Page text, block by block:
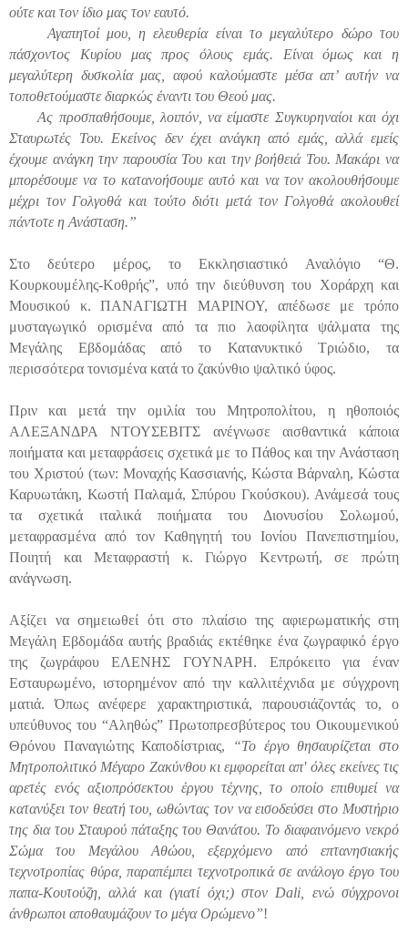
ούτε και τον ίδιο μας τον εαυτό.
Αγαπητοί μου, η ελευθερία είναι το μεγαλύτερο δώρο του
πάσχοντος Κυρίου μας προς όλους εμάς. Είναι όμως και η
μεγαλύτερη δυσκολία μας, αφού καλούμαστε μέσα απ’ αυτήν να
τοποθετούμαστε διαρκώς έναντι του Θεού μας.
Ας προσπαθήσουμε, λοιπόν, να είμαστε Συγκυρηναίοι και όχι
Σταυρωτές Του. Εκείνος δεν έχει ανάγκη από εμάς, αλλά εμείς
έχουμε ανάγκη την παρουσία Του και την βοήθειά Του. Μακάρι να
μπορέσουμε να το κατανοήσουμε αυτό και να τον ακολουθήσουμε
μέχρι τον Γολγοθά και τούτο διότι μετά τον Γολγοθά ακολουθεί
πάντοτε η Ανάσταση.”
Στο δεύτερο μέρος, το Εκκλησιαστικό Αναλόγιο “Θ.
Κουρκουμέλης-Κοθρής”, υπό την διεύθυνση του Χοράρχη και
Μουσικού κ. ΠΑΝΑΓΙΩΤΗ ΜΑΡΙΝΟΥ, απέδωσε με τρόπο
μυσταγωγικό ορισμένα από τα πιο λαοφίλητα ψάλματα της
Μεγάλης Εβδομάδας από το Κατανυκτικό Τριώδιο, τα
περισσότερα τονισμένα κατά το ζακύνθιο ψαλτικό ύφος.
Πριν και μετά την ομιλία του Μητροπολίτου, η ηθοποιός
ΑΛΕΞΑΝΔΡΑ ΝΤΟΥΣΕΒΙΤΣ ανέγνωσε αισθαντικά κάποια
ποιήματα και μεταφράσεις σχετικά με το Πάθος και την Ανάσταση
του Χριστού (των: Μοναχής Κασσιανής, Κώστα Βάρναλη, Κώστα
Καρυωτάκη, Κωστή Παλαμά, Σπύρου Γκούσκου). Ανάμεσά τους
τα σχετικά ιταλικά ποιήματα του Διονυσίου Σολωμού,
μεταφρασμένα από τον Καθηγητή του Ιονίου Πανεπιστημίου,
Ποιητή και Μεταφραστή κ. Γιώργο Κεντρωτή, σε πρώτη
ανάγνωση.
Αξίζει να σημειωθεί ότι στο πλαίσιο της αφιερωματικής στη
Μεγάλη Εβδομάδα αυτής βραδιάς εκτέθηκε ένα ζωγραφικό έργο
της ζωγράφου ΕΛΕΝΗΣ ΓΟΥΝΑΡΗ. Επρόκειτο για έναν
Εσταυρωμένο, ιστορημένον από την καλλιτέχνιδα με σύγχρονη
ματιά. Όπως ανέφερε χαρακτηριστικά, παρουσιάζοντάς το, ο
υπεύθυνος του “Αληθώς” Πρωτοπρεσβύτερος του Οικουμενικού
Θρόνου Παναγιώτης Καποδίστριας,
“Το έργο θησαυρίζεται στο
Μητροπολιτικό Μέγαρο Ζακύνθου κι εμφορείται απ' όλες εκείνες τις
αρετές ενός αξιοπρόσεκτου έργου τέχνης, το οποίο επιθυμεί να
κατανύξει τον θεατή του, ωθώντας τον να εισοδεύσει στο Μυστήριο
της δια του Σταυρού πάταξης του Θανάτου. Το διαφαινόμενο νεκρό
Σώμα του Μεγάλου Αθώου, εξερχόμενο από επτανησιακής
τεχνοτροπίας θύρα, παραπέμπει τεχνοτροπικά σε ανάλογο έργο του
παπα-Κουτούζη, αλλά και (γιατί όχι;) στον Dali, ενώ σύγχρονοι
άνθρωποι αποθαυμάζουν το μέγα Ορώμενο”!